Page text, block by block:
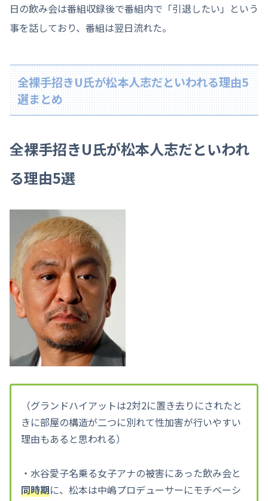
日の飲み会は番組収録後で番組内で「引退したい」という
事を話しており、番組は翌日流れた。
全裸手招きU氏が松本人志だといわれる理由5
選まとめ
全裸手招きU氏が松本人志だといわれ
る理由5選
（グランドハイアットは2対2に置き去りにされたと
きに部屋の構造が二つに別れて性加害が行いやすい
理由もあると思われる）
・水谷愛子名乗る女子アナの被害にあった飲み会と
同時期に、松本は中嶋プロデューサーにモチベーシ